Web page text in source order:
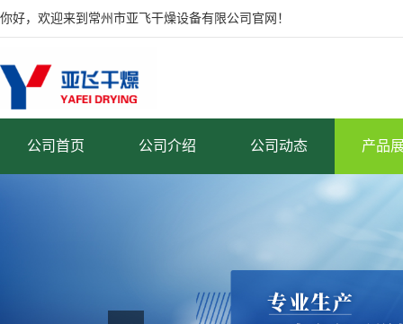
你好，欢迎来到常州市亚飞干燥设备有限公司官网！
公司首页 公司介绍 公司动态 产品